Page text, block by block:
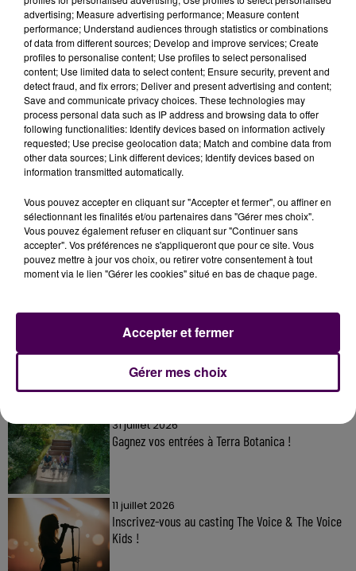
MISE EN SERVICE COMPLÈTE LE 17
DÉCEMBRE
Si la végétalisation des talus créés le long des trémies
ne se fera que plus tard,la mise en service totale de
l’ouvrage est prévue dès le 17 décembre."Le tronçon
entre le carrefour giratoire de l’Océane et celui des
Grues-Rouges passera à cette occasion de 2X1 voie
à 2X2 voies, avec à l’approche du rond-point, une
31 juillet 2026
Gagnez vos entrées à Terra Botanica !
11 juillet 2026
Inscrivez-vous au casting The Voice & The Voice
Kids !
advertising; Measure advertising performance; Measure content
performance; Understand audiences through statistics or combinations
of data from different sources; Develop and improve services; Create
profiles to personalise content; Use profiles to select personalised
content; Use limited data to select content; Ensure security, prevent and
detect fraud, and fix errors; Deliver and present advertising and content;
Save and communicate privacy choices. These technologies may
process personal data such as IP address and browsing data to offer
following functionalities: Identify devices based on information actively
requested; Use precise geolocation data; Match and combine data from
other data sources; Link different devices; Identify devices based on
information transmitted automatically.
Vous pouvez accepter en cliquant sur "Accepter et fermer", ou affiner en
sélectionnant les finalités et/ou partenaires dans "Gérer mes choix".
Vous pouvez également refuser en cliquant sur "Continuer sans
accepter". Vos préférences ne s'appliqueront que pour ce site. Vous
pouvez mettre à jour vos choix, ou retirer votre consentement à tout
moment via le lien "Gérer les cookies" situé en bas de chaque page.
Gérer mes choix
Accepter et fermer